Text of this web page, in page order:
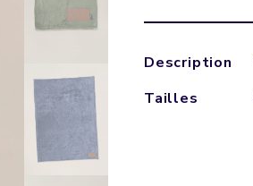
Description
Tailles